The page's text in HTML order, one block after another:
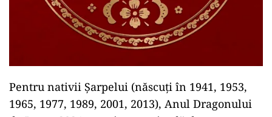
Pentru nativii Șarpelui (născuți în 1941, 1953,
1965, 1977, 1989, 2001, 2013), Anul Dragonului